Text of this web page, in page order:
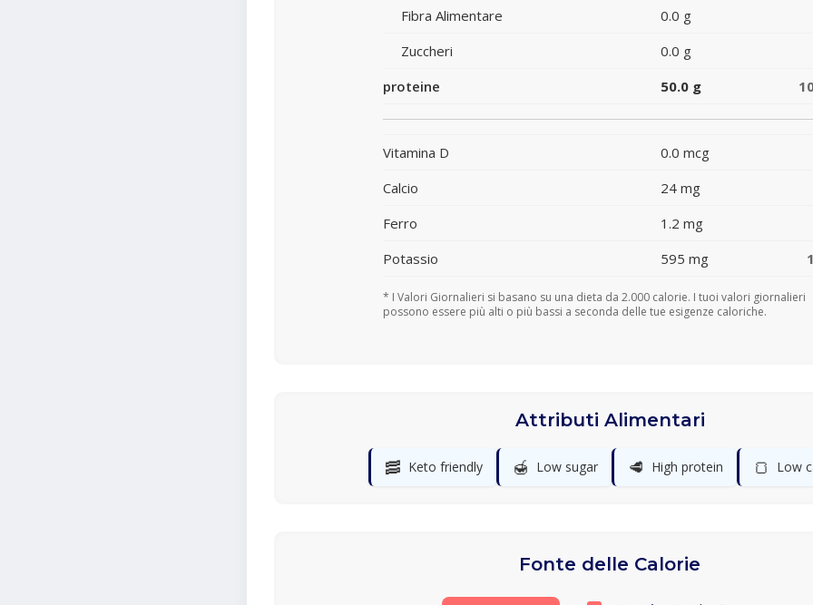
Fibra Alimentare
0.0 g
Zuccheri
0.0 g
proteine
50.0 g
Vitamina D
0.0 mcg
Calcio
24 mg
Ferro
1.2 mg
Potassio
595 mg
* I Valori Giornalieri si basano su una dieta da 2.000 calorie. I tuoi valori giornalieri
possono essere più alti o più bassi a seconda delle tue esigenze caloriche.
Attributi Alimentari
🥓 Keto friendly 🍯 Low sugar 🥩 High protein 🍞 Low
Fonte delle Calorie